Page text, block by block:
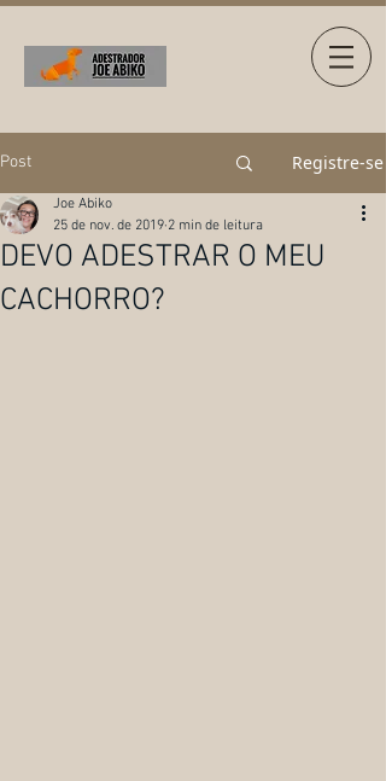
Post Registre-se
DEVO ADESTRAR O MEU
CACHORRO?
Joe Abiko
25 de nov. de 2019 2 min de leitura